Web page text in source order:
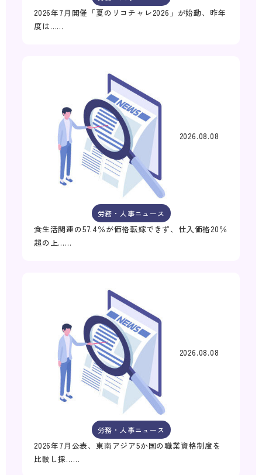
2026年7月開催「夏のリコチャレ2026」が始動、昨年
度は……
2026.08.08
労務・人事ニュース
食生活関連の57.4％が価格転嫁できず、仕入価格20％
超の上……
2026.08.08
労務・人事ニュース
2026年7月公表、東南アジア5か国の職業資格制度を
比較し採……